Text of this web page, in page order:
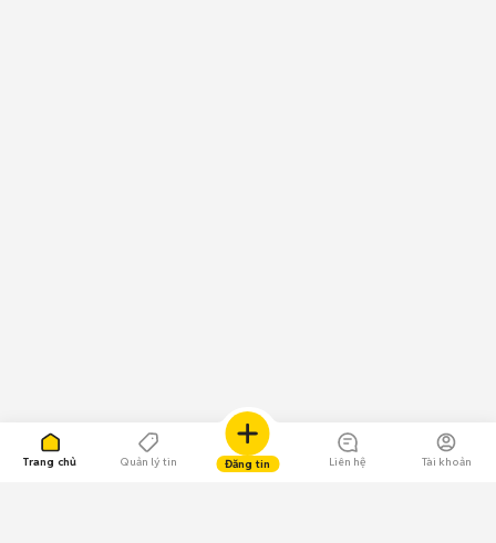
Trang chủ Quản lý tin Đăng tin Liên hệ Tài khoản